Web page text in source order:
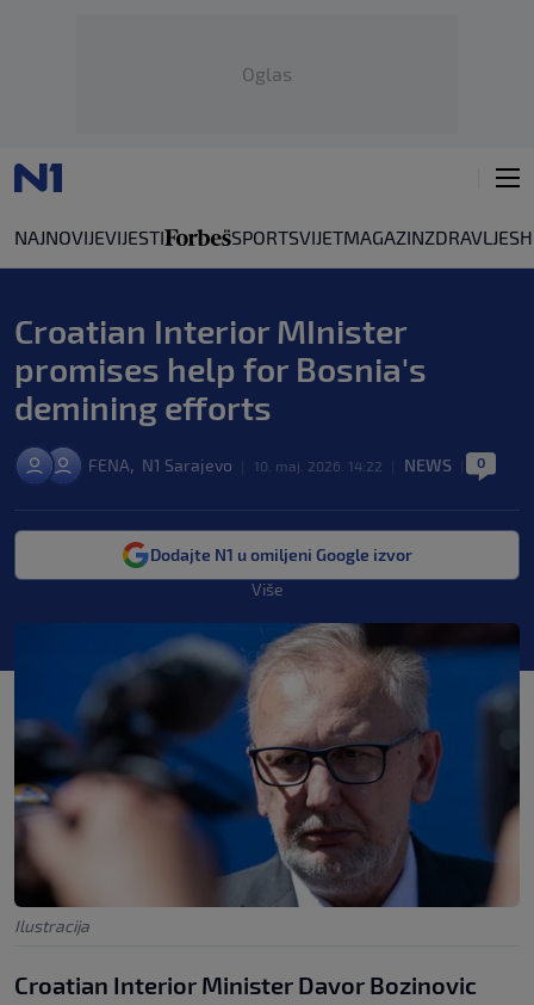
Oglas
NAJNOVIJEVIJESTI SPORTSVIJETMAGAZINZDRAVLJE
Croatian Interior MInister
promises help for Bosnia's
demining efforts
FENA, N1 Sarajevo 10. maj. 2026. 14:22 NEWS 0
Dodajte N1 u omiljeni Google izvor
Više
Ilustracija
Croatian Interior Minister Davor Bozinovic